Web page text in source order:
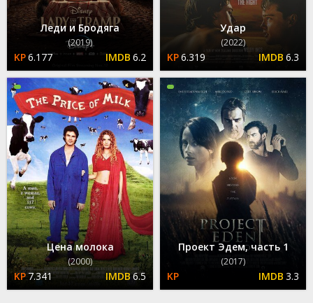
Леди и Бродяга
(2019)
6.177 6.2
Удар
(2022)
6.319 6.3
Цена молока
(2000)
7.341 6.5
Проект Эдем, часть 1
(2017)
3.3